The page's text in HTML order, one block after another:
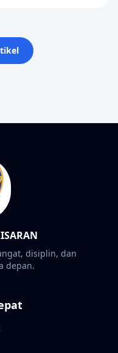
disiplin, dan
depan.